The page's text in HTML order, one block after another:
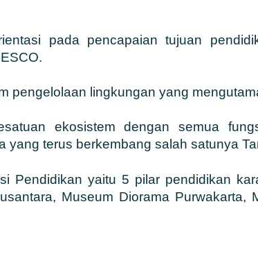
pada pencapaian tujuan
pengelolaan lingkungan yang
ekosistem dengan semua
yang terus berkembang salah satunya
Pendidikan yaitu 5 pilar pendidikan
Museum Diorama Purwakarta,